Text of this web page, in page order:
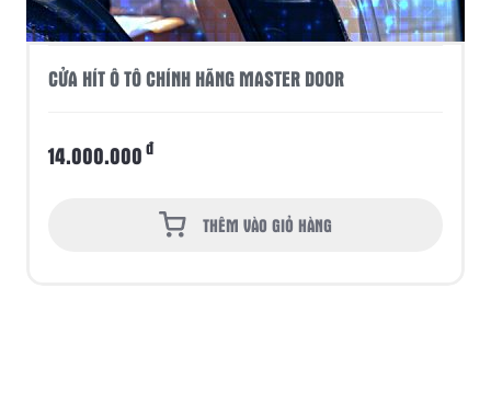
CỬA HÍT Ô TÔ CHÍNH HÃNG MASTER DOOR
14.000.000đ
THÊM VÀO GIỎ HÀNG